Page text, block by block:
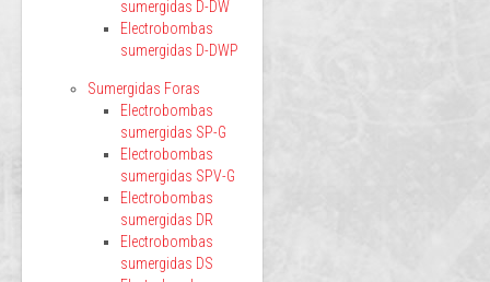
sumergidas D-DW
Electrobombas
sumergidas D-DWP
Sumergidas Foras
Electrobombas
sumergidas SP-G
Electrobombas
sumergidas SPV-G
Electrobombas
sumergidas DR
Electrobombas
sumergidas DS